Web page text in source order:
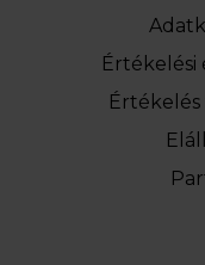
Értékelési